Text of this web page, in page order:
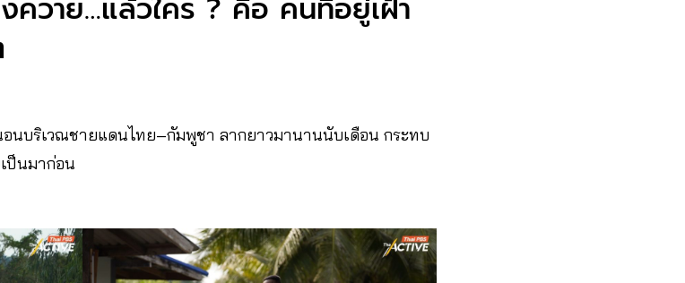
วาย…แล้วใคร ? คือ คนที่อยู่เฝ้า
นบริเวณชายแดนไทย–กัมพูชา ลากยาวมานานนับเดือน กระทบ
ป็นมาก่อน